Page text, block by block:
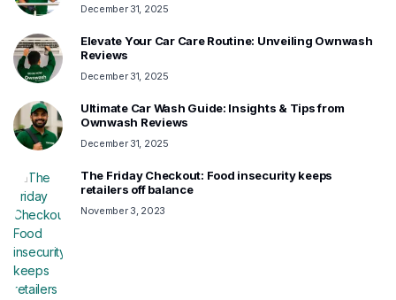
December 31, 2025
Elevate Your Car Care Routine: Unveiling Ownwash
Reviews
December 31, 2025
Ultimate Car Wash Guide: Insights & Tips from
Ownwash Reviews
December 31, 2025
The Friday Checkout: Food insecurity keeps
retailers off balance
November 3, 2023